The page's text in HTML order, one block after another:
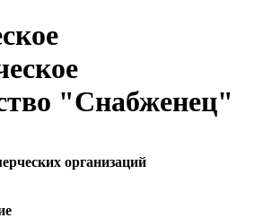
"Снабженец"
организаций